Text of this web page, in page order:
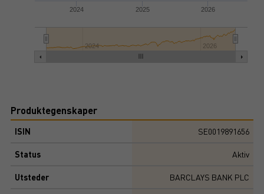
2024 2025 2026
2024 2026
Produktegenskaper
ISIN SE0019891656
Status Aktiv
Utsteder BARCLAYS BANK PLC